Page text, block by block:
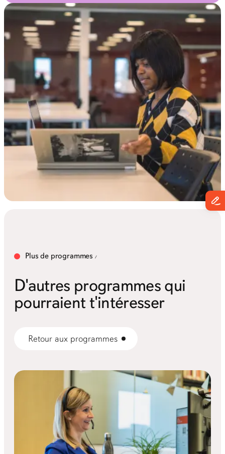
Plus de programmes
D'autres programmes qui
pourraient t'intéresser
Retour aux programmes